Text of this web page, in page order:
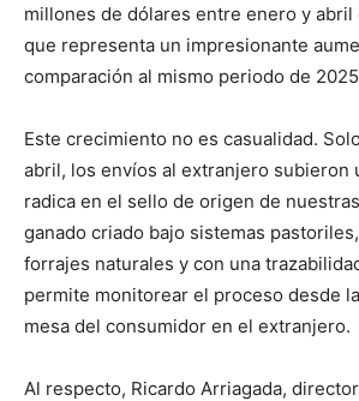
millones de dólares entre enero y abril
que representa un impresionante
comparación al mismo periodo de
Este crecimiento no es casualidad.
abril, los envíos al extranjero subieron
radica en el sello de origen de
ganado criado bajo sistemas
forrajes naturales y con una
permite monitorear el proceso desde
mesa del consumidor en el extranjero.
Al respecto, Ricardo Arriagada,